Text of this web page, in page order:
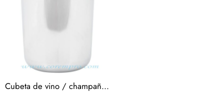
Cubeta de vino / champaña de acero inoxidable de 9 «.